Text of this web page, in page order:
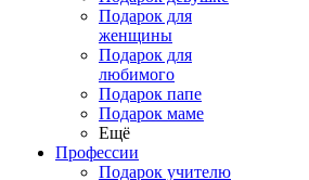
Подарок для
женщины
Подарок для
любимого
Подарок папе
Подарок маме
Ещё
Профессии
Подарок учителю